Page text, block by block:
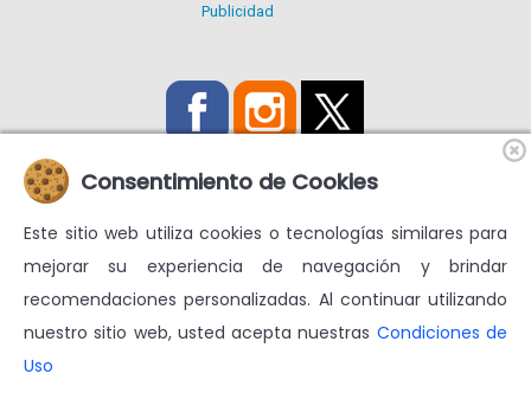
Publicidad
Utilizamos Cookies propias y de terceros para mejorar nuestros
servicios y mostrarte publicidad relacionada con tus
preferencias.
Más información enCondiciones de uso
Consentimiento de Cookies
Este sitio web utiliza cookies o tecnologías similares para
mejorar su experiencia de navegación y brindar
recomendaciones personalizadas. Al continuar utilizando
nuestro sitio web, usted acepta nuestras Condiciones de
Uso